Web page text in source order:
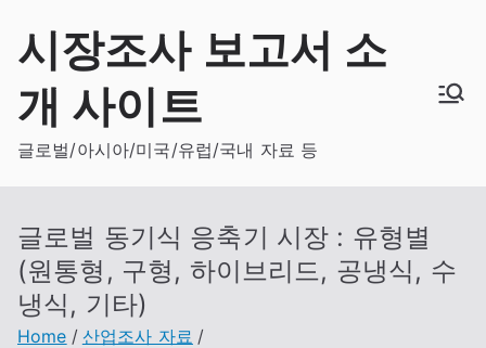
content
시장조사 보고서 소
개 사이트
글로벌/아시아/미국/유럽/국내 자료 등
글로벌 동기식 응축기 시장 : 유형별
(원통형, 구형, 하이브리드, 공냉식, 수
냉식, 기타)
Home
산업조사 자료